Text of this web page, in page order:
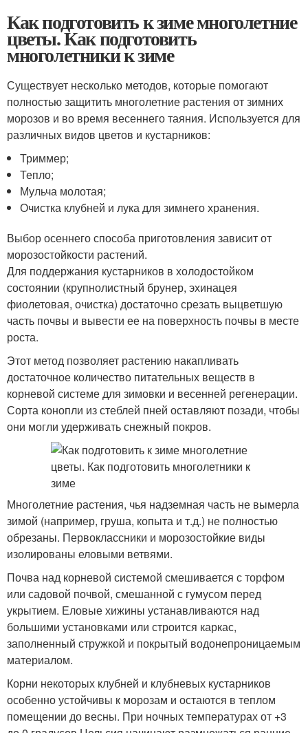
Как подготовить к зиме многолетние
цветы. Как подготовить
многолетники к зиме
Существует несколько методов, которые помогают
полностью защитить многолетние растения от зимних
морозов и во время весеннего таяния. Используется для
различных видов цветов и кустарников:
Триммер;
Тепло;
Мульча молотая;
Очистка клубней и лука для зимнего хранения.
Выбор осеннего способа приготовления зависит от
морозостойкости растений.
Для поддержания кустарников в холодостойком
состоянии (крупнолистный брунер, эхинацея
фиолетовая, очистка) достаточно срезать выцветшую
часть почвы и вывести ее на поверхность почвы в месте
роста.
Этот метод позволяет растению накапливать
достаточное количество питательных веществ в
корневой системе для зимовки и весенней регенерации.
Сорта конопли из стеблей пней оставляют позади, чтобы
они могли удерживать снежный покров.
Многолетние растения, чья надземная часть не вымерла
зимой (например, груша, копыта и т.д.) не полностью
обрезаны. Первоклассники и морозостойкие виды
изолированы еловыми ветвями.
Почва над корневой системой смешивается с торфом
или садовой почвой, смешанной с гумусом перед
укрытием. Еловые хижины устанавливаются над
большими установками или строится каркас,
заполненный стружкой и покрытый водонепроницаемым
материалом.
Корни некоторых клубней и клубневых кустарников
особенно устойчивы к морозам и остаются в теплом
помещении до весны. При ночных температурах от +3